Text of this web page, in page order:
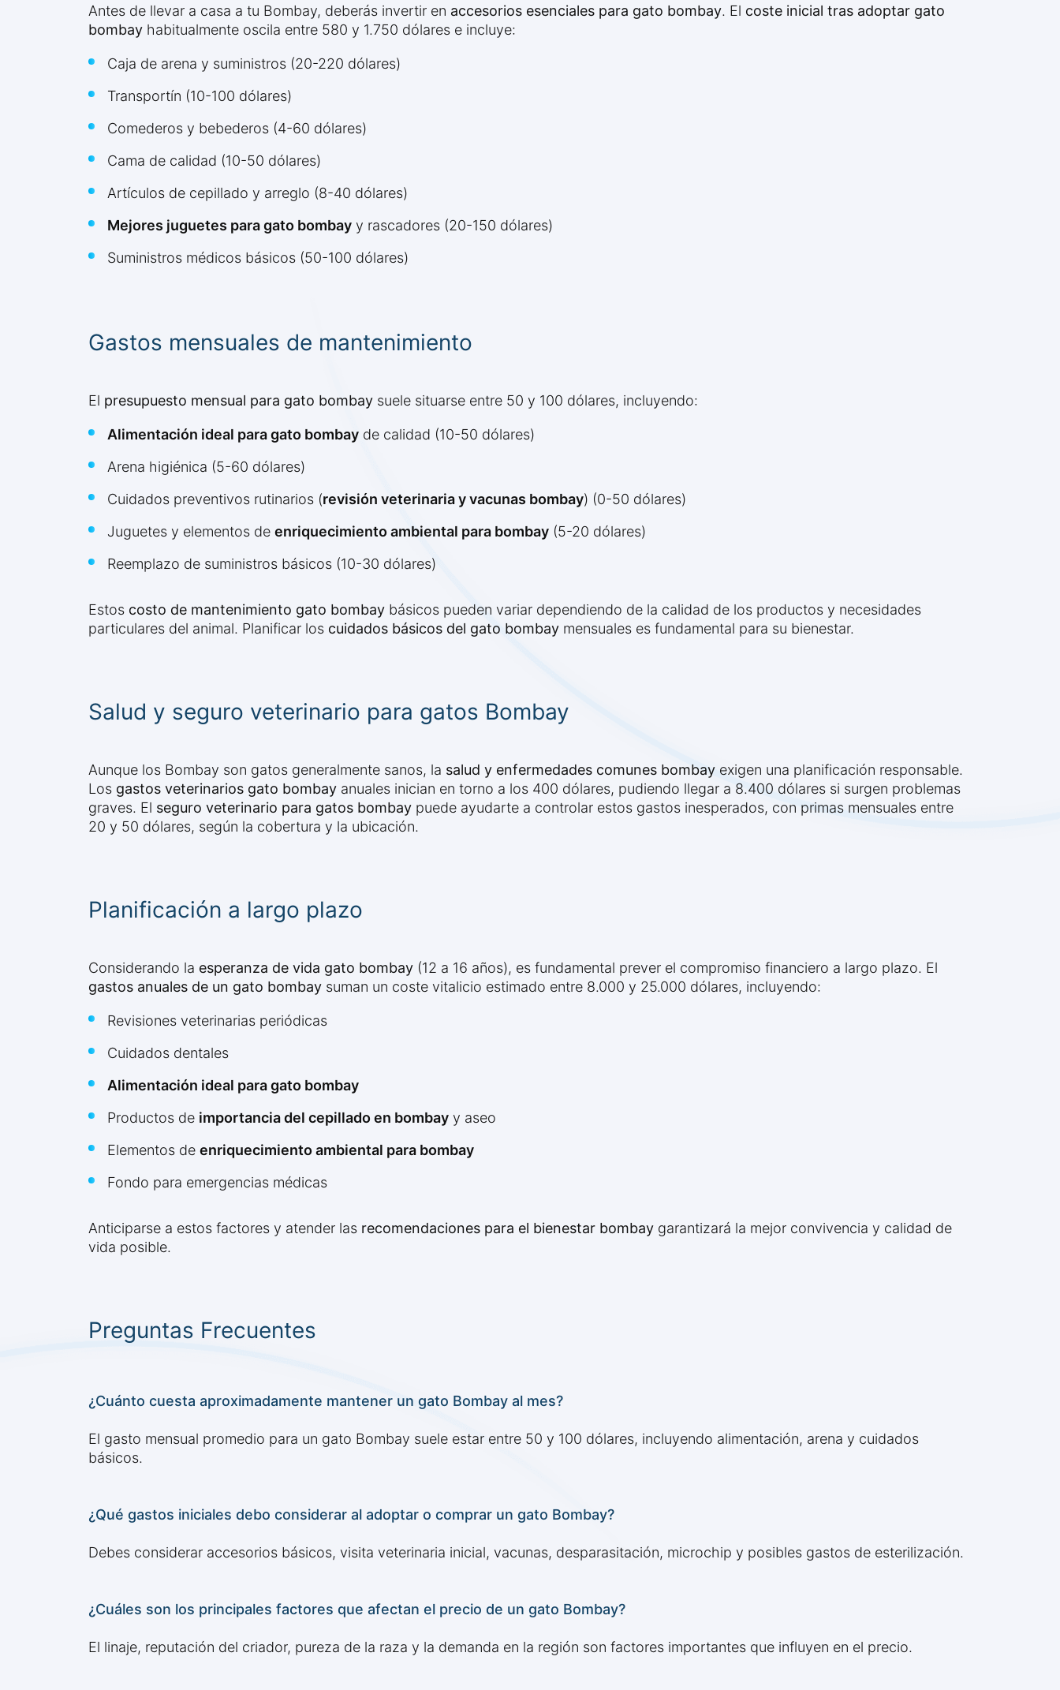
Antes de llevar a casa a tu Bombay, deberás invertir en accesorios esenciales para gato bombay. El coste inicial tras adoptar gato
bombay habitualmente oscila entre 580 y 1.750 dólares e incluye:
Caja de arena y suministros (20-220 dólares)
Transportín (10-100 dólares)
Comederos y bebederos (4-60 dólares)
Cama de calidad (10-50 dólares)
Artículos de cepillado y arreglo (8-40 dólares)
Mejores juguetes para gato bombay y rascadores (20-150 dólares)
Suministros médicos básicos (50-100 dólares)
Gastos mensuales de mantenimiento
El presupuesto mensual para gato bombay suele situarse entre 50 y 100 dólares, incluyendo:
Alimentación ideal para gato bombay de calidad (10-50 dólares)
Arena higiénica (5-60 dólares)
Cuidados preventivos rutinarios (revisión veterinaria y vacunas bombay) (0-50 dólares)
Juguetes y elementos de enriquecimiento ambiental para bombay (5-20 dólares)
Reemplazo de suministros básicos (10-30 dólares)
Estos costo de mantenimiento gato bombay básicos pueden variar dependiendo de la calidad de los productos y necesidades
particulares del animal. Planificar los cuidados básicos del gato bombay mensuales es fundamental para su bienestar.
Salud y seguro veterinario para gatos Bombay
Aunque los Bombay son gatos generalmente sanos, la salud y enfermedades comunes bombay exigen una planificación responsable.
Los gastos veterinarios gato bombay anuales inician en torno a los 400 dólares, pudiendo llegar a 8.400 dólares si surgen problemas
graves. El seguro veterinario para gatos bombay puede ayudarte a controlar estos gastos inesperados, con primas mensuales entre
20 y 50 dólares, según la cobertura y la ubicación.
Planificación a largo plazo
Considerando la esperanza de vida gato bombay (12 a 16 años), es fundamental prever el compromiso financiero a largo plazo. El
gastos anuales de un gato bombay suman un coste vitalicio estimado entre 8.000 y 25.000 dólares, incluyendo:
Revisiones veterinarias periódicas
Cuidados dentales
Alimentación ideal para gato bombay
Productos de importancia del cepillado en bombay y aseo
Elementos de enriquecimiento ambiental para bombay
Fondo para emergencias médicas
Anticiparse a estos factores y atender las recomendaciones para el bienestar bombay garantizará la mejor convivencia y calidad de
vida posible.
Preguntas Frecuentes
¿Cuánto cuesta aproximadamente mantener un gato Bombay al mes?
El gasto mensual promedio para un gato Bombay suele estar entre 50 y 100 dólares, incluyendo alimentación, arena y cuidados
básicos.
¿Qué gastos iniciales debo considerar al adoptar o comprar un gato Bombay?
Debes considerar accesorios básicos, visita veterinaria inicial, vacunas, desparasitación, microchip y posibles gastos de esterilización.
¿Cuáles son los principales factores que afectan el precio de un gato Bombay?
El linaje, reputación del criador, pureza de la raza y la demanda en la región son factores importantes que influyen en el precio.